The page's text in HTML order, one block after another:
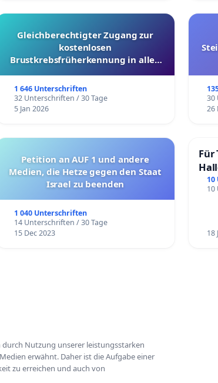
Gleichberechtigter Zugang zur
kostenlosen
Brustkrebsfrüherkennung in allen
1 646 Unterschriften
32 Unterschriften / 30 Tage
5 Jan 2026
30
26
Petition an AUF 1 und andere
Medien, die Hetze gegen den Staat
Israel zu beenden
1 040 Unterschriften
14 Unterschriften / 30 Tage
15 Dec 2023
Für
10
18
Nutzung unserer leistungsstarken
erwähnt. Daher ist die Aufgabe einer
zu erreichen und auch von